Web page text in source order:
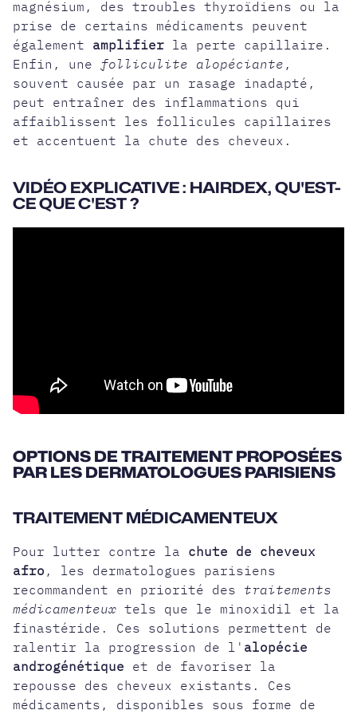
magnésium, des troubles thyroïdiens ou la
prise de certains médicaments peuvent
également amplifier la perte capillaire.
Enfin, unefolliculite alopéciante ,
souvent causée par un rasage inadapté,
peut entraîner des inflammations qui
affaiblissent les follicules capillaires
et accentuent la chute des cheveux.
VIDÉO EXPLICATIVE : HAIRDEX, QU'EST-
CE QUE C'EST ?
OPTIONS DE TRAITEMENT PROPOSÉES
PAR LES DERMATOLOGUES PARISIENS
TRAITEMENT MÉDICAMENTEUX
Pour lutter contre la chute de cheveux
afro , les dermatologues parisiens
recommandent en priorité des traitements
médicamenteux tels que le minoxidil et la
finastéride. Ces solutions permettent de
ralentir la progression de l' alopécie
androgénétique et de favoriser la
repousse des cheveux existants. Ces
médicaments, disponibles sous forme de